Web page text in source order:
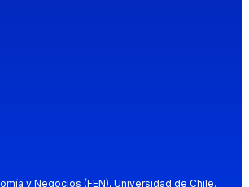
y Negocios (FEN), Universidad de Chile.